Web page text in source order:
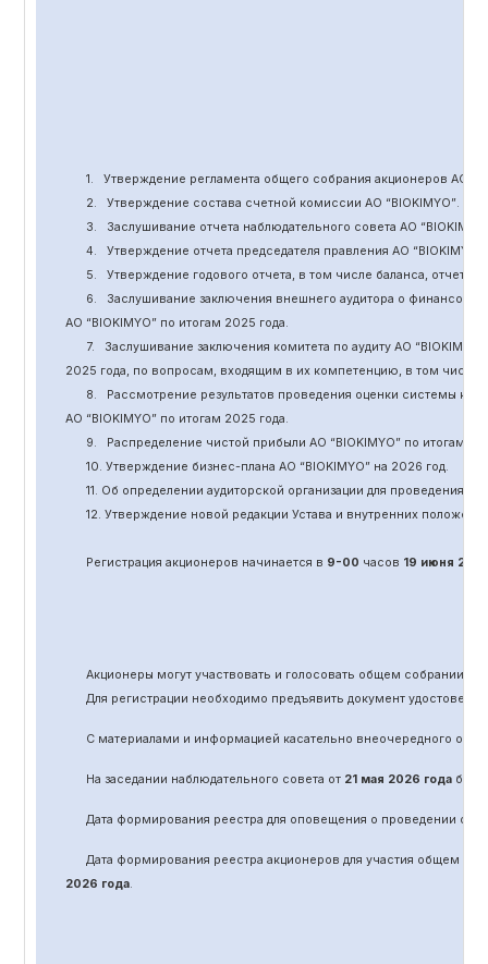
1. Утверждение регламента общего собрания акционеров АО “
2.
Утверждение состава счетной комиссии АО “BIOKIMYO”.
3.
Заслушивание отчета наблюдательного совета АО “BIOKIMYO
4.
Утверждение отчета председателя правления АО “BIOKIMYO
5.
Утверждение годового отчета, в том числе баланса, отчет о
6.
Заслушивание заключения внешнего аудитора о финансовой
АО “BIOKIMYO”по итогам 2025 года.
7.
Заслушивание заключения комитета по аудитуАО “BIOKIMYO
2025 года, по вопросам, входящим в их компетенцию, в том
8.
Рассмотрение результатов проведения оценки системы
АО “BIOKIMYO”по итогам 2025 года.
9.
Распределение чистой прибыли АО “BIOKIMYO”по итогам
10. Утверждение бизнес-плана АО “BIOKIMYO”на 2026 год.
11. Об определении аудиторской организации для проведения
12. Утверждение новой редакции Устава и внутренних
Регистрация акционеров начинается в 9-00 часов 19 июня 202
Акционеры могут участвовать и голосовать общем собрании
Для регистрации необходимо предъявить документ
С материалами и информацией касательно внеочередного
На заседании наблюдательного совета от 21 мая 2026 годабыло
Дата формирования реестра для оповещения о проведении
Дата формирования реестра акционеров для участия общем
2026 года.